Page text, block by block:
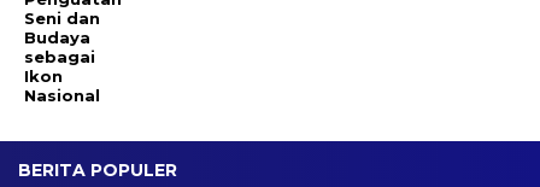
Seni dan
Budaya
sebagai
Ikon
Nasional
BERITA POPULER